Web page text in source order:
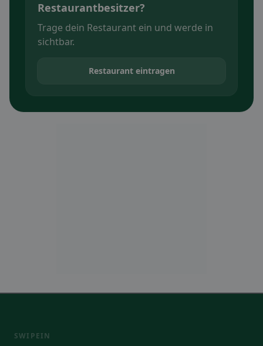
Restaurantbesitzer?
Trage dein Restaurant ein und werde in
sichtbar.
Restaurant eintragen
SWIPEIN